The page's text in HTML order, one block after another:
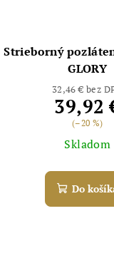
Strieborný
GLORY
32,46 € bez
39,92
(–20 %)
Skladom
Do